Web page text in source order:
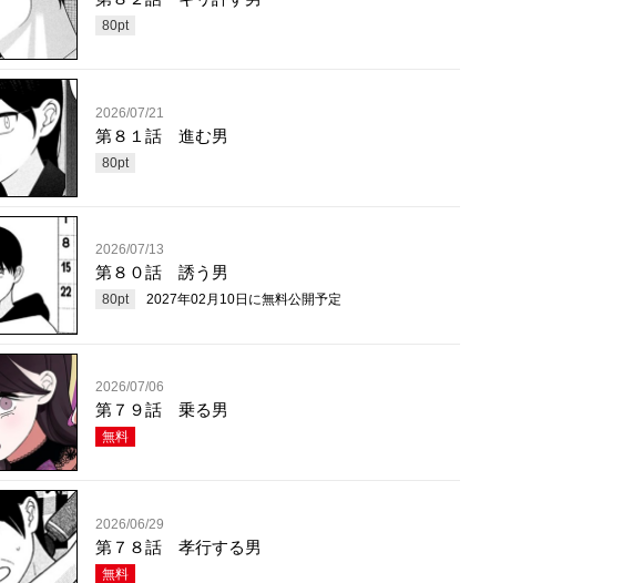
80pt
2026/07/21
第８１話 進む男
80pt
2026/07/13
第８０話 誘う男
80pt 2027年02月10日 に無料公開予定
2026/07/06
第７９話 乗る男
無料
2026/06/29
第７８話 孝行する男
無料